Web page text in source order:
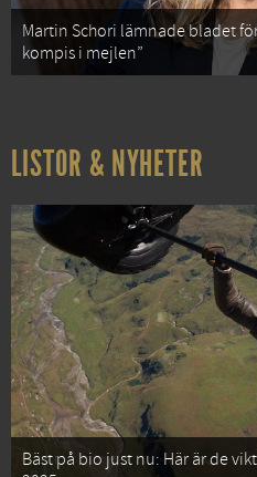
Martin Schori lämnade bladet
kompis i mejlen”
LISTOR & NYHETER
Bäst på bio just nu: Här är de